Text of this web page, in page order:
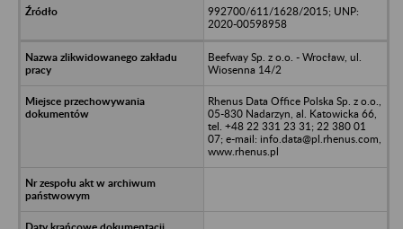
992700/611/1628/2015; UNP:
2020-00598958
Beefway Sp. z o.o. - Wrocław, ul.
Wiosenna 14/2
Rhenus Data Office Polska Sp. z o.o.,
05-830 Nadarzyn, al. Katowicka 66,
tel. +48 22 331 23 31; 22 380 01
07; e-mail: info.data@pl.rhenus.com,
www.rhenus.pl